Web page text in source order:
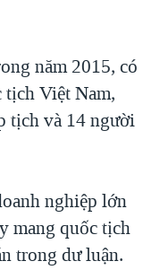
năm 2015, có
Việt Nam,
tịch và 14 người
nghiệp lớn
mang quốc tịch
trong dư luận.